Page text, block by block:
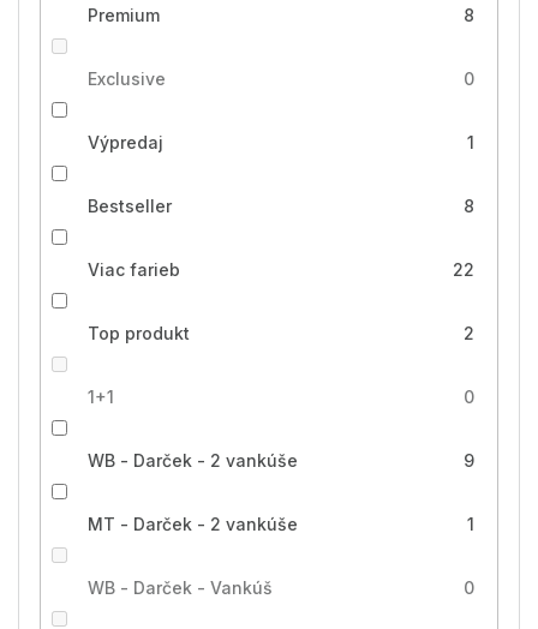
Premium 8
Exclusive 0
Výpredaj 1
Bestseller 8
Viac farieb 22
Top produkt 2
1+1 0
WB - Darček - 2 vankúše 9
MT - Darček - 2 vankúše 1
WB - Darček - Vankúš 0